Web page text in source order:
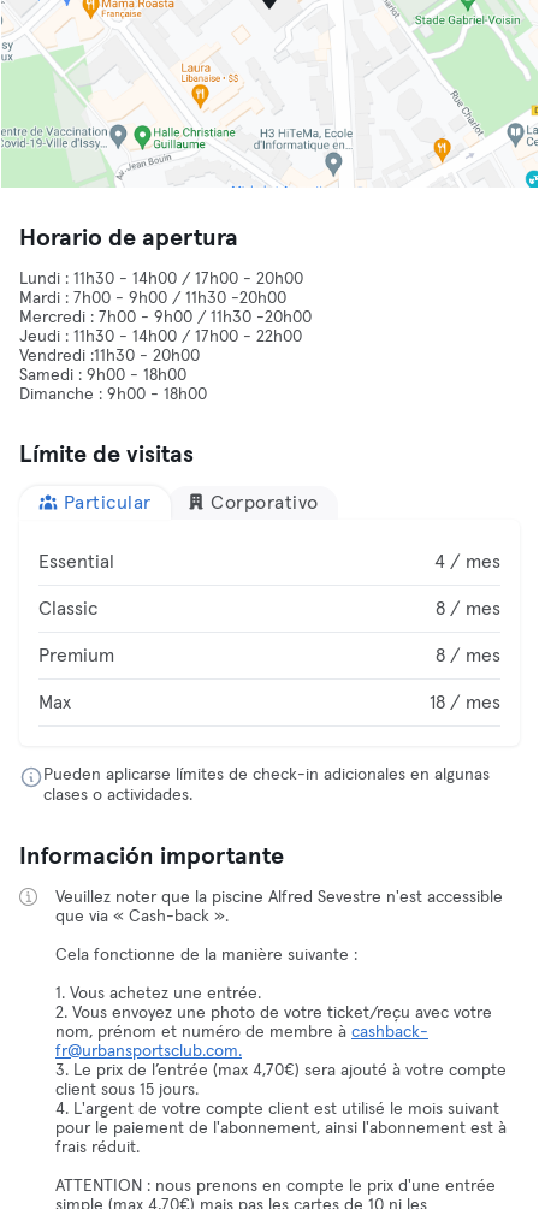
Horario de apertura
Lundi : 11h30 - 14h00 / 17h00 - 20h00
Mardi : 7h00 - 9h00 / 11h30 -20h00
Mercredi : 7h00 - 9h00 / 11h30 -20h00
Jeudi : 11h30 - 14h00 / 17h00 - 22h00
Vendredi :11h30 - 20h00
Samedi : 9h00 - 18h00
Dimanche : 9h00 - 18h00
Límite de visitas
Particular Corporativo
Essential 4 / mes
Classic 8 / mes
Premium 8 / mes
Max 18 / mes
Pueden aplicarse límites de check-in adicionales en algunas
clases o actividades.
Información importante
Veuillez noter que la piscine Alfred Sevestre n'est accessible
que via « Cash-back ».
Cela fonctionne de la manière suivante :
1. Vous achetez une entrée.
2. Vous envoyez une photo de votre ticket/reçu avec votre
nom, prénom et numéro de membre à cashback-
fr@urbansportsclub.com.
3. Le prix de l’entrée (max 4,70€) sera ajouté à votre compte
client sous 15 jours.
4. L'argent de votre compte client est utilisé le mois suivant
pour le paiement de l'abonnement, ainsi l'abonnement est à
frais réduit.
ATTENTION : nous prenons en compte le prix d'une entrée
simple (max 4,70€) mais pas les cartes de 10 ni les